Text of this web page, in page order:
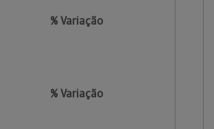
% Variação
% Variação